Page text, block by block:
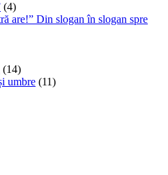
(4)
are!” Din slogan în slogan spre
(14)
umbre (11)